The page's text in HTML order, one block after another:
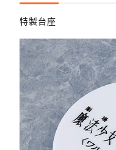
特製台座